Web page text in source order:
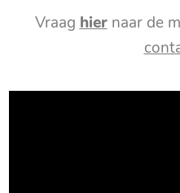
Vraaghiernaar de